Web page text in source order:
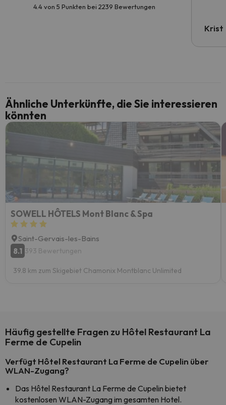
4.4 von 5 Punkten bei 2239 Bewertungen
Krist
Ähnliche Unterkünfte, die Sie interessieren
könnten
SOWELL HÔTELS Mont Blanc & Spa
Saint-Gervais-les-Bains
8.1 393 Bewertungen
39.8 km zum Skigebiet Chamonix Montblanc Unlimited
Häufig gestellte Fragen zu Hôtel Restaurant La
Ferme de Cupelin
Verfügt Hôtel Restaurant La Ferme de Cupelin über
WLAN-Zugang?
Das Hôtel Restaurant La Ferme de Cupelin bietet
kostenlosen WLAN-Zugang im gesamten Hotel.